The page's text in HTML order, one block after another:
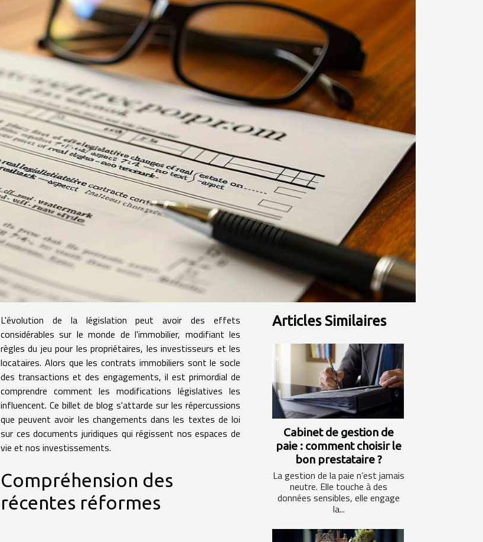
L'évolution de la législation peut avoir des effets
considérables sur le monde de l'immobilier, modifiant les
règles du jeu pour les propriétaires, les investisseurs et les
locataires. Alors que les contrats immobiliers sont le socle
des transactions et des engagements, il est primordial de
comprendre comment les modifications législatives les
influencent. Ce billet de blog s'attarde sur les répercussions
que peuvent avoir les changements dans les textes de loi
sur ces documents juridiques qui régissent nos espaces de
vie et nos investissements.
Compréhension des
récentes réformes
Articles Similaires
Cabinet de gestion de
paie : comment choisir le
bon prestataire ?
La gestion de la paie n’est jamais
neutre. Elle touche à des
données sensibles, elle engage
la...